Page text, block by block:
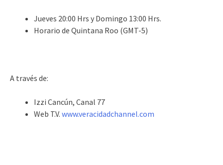
Jueves 20:00 Hrs y Domingo 13:00 Hrs.
Horario de Quintana Roo (GMT-5)
A través de:
Izzi Cancún, Canal 77
Web T.V. www.veracidadchannel.com